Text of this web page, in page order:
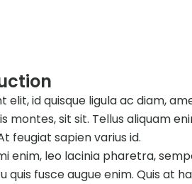
elit, id quisque ligula ac diam,
montes, sit sit. Tellus aliquam
feugiat sapien varius id.
enim, leo lacinia pharetra,
quis fusce augue enim. Quis at